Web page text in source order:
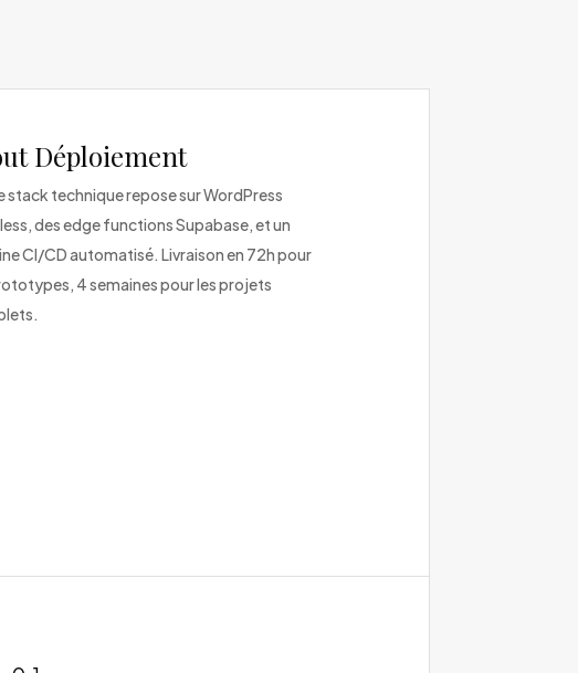
Déploiement
stack technique repose sur WordPress
des edge functions Supabase, et un
CI/CD automatisé. Livraison en 72h pour
4 semaines pour les projets